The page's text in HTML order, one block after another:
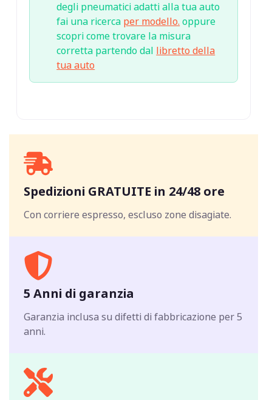
degli pneumatici adatti alla tua auto
fai una ricerca per modello. oppure
scopri come trovare la misura
corretta partendo dal libretto della
tua auto
Spedizioni GRATUITE in 24/48 ore
Con corriere espresso, escluso zone disagiate.
5 Anni di garanzia
Garanzia inclusa su difetti di fabbricazione per 5
anni.